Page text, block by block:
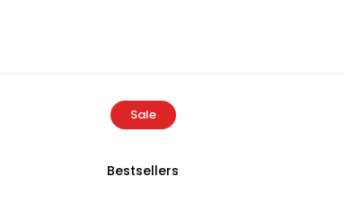
Sale
Bestsellers